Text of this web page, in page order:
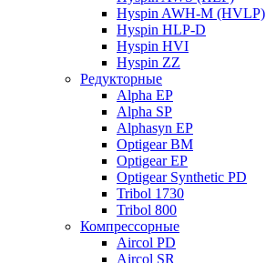
Hyspin AWH-M (HVLP)
Hyspin HLP-D
Hyspin HVI
Hyspin ZZ
Редукторные
Alpha EP
Alpha SP
Alphasyn EP
Optigear BM
Optigear EP
Optigear Synthetic PD
Tribol 1730
Tribol 800
Компрессорные
Aircol PD
Aircol SR